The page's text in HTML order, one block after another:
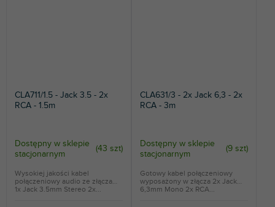
CLA711/1.5 - Jack 3.5 - 2x
RCA - 1.5m
Dostępny w sklepie
stacjonarnym
(43 szt)
Wysokiej jakości kabel
połączeniowy audio ze złączami
1x Jack 3.5mm Stereo 2x...
CLA631/3 - 2x Jack 6,3 - 2x
RCA - 3m
Dostępny w sklepie
stacjonarnym
(9 szt)
Gotowy kabel połączeniowy
wyposażony w złącza 2x Jack
6,3mm Mono 2x RCA...